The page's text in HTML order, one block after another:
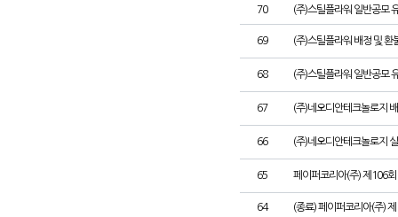
70 (주)스틸플라워 일반공모
69 (주)스틸플라워 배정 및 환
68 (주)스틸플라워 일반공모
67 (주)네오디안테크놀로지
66 (주)네오디안테크놀로지
65 페이퍼코리아(주) 제106
64 (종료) 페이퍼코리아(주)